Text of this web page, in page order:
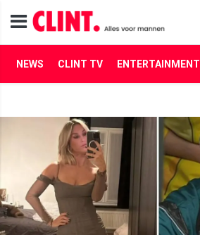
NEWS CLINT TV ENTERTAINMENT